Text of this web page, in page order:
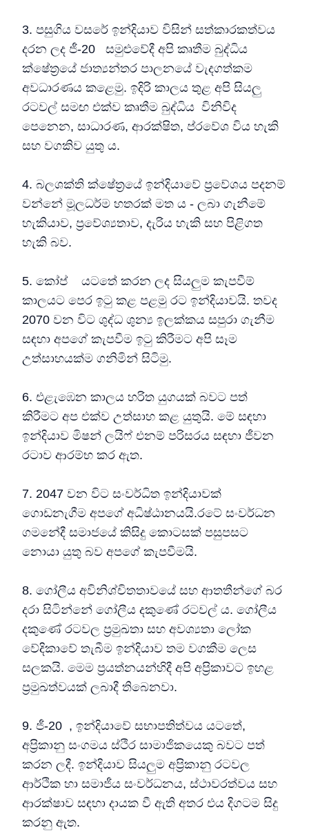
3. පසුගිය වසරේ ඉන්දියාව විසින් සත්කාරකත්වය
දරන ලද ජී-20 සමුළුවේදී අපි කෘතීම බුද්ධිය
ක්ෂේත්‍රයේ ජාත්‍යන්තර පාලනයේ වැදගත්කම
අවධාරණය කළෙමු. ඉදිරි කාලය තුළ අපි සියලු
රටවල් සමඟ එක්ව කෘතීම බුද්ධිය විනිවිද
පෙනෙන, සාධාරණ, ආරක්ෂිත, ප්රවේශ විය හැකි
සහ වගකිව යුතු ය.
4. බලශක්ති ක්ෂේත්‍රයේ ඉන්දියාවේ ප්‍රවේශය පදනම්
වන්නේ මූලධර්ම හතරක් මත ය - ලබා ගැනීමේ
හැකියාව, ප්‍රවේශ්‍යතාව, දැරිය හැකි සහ පිළිගත
හැකි බව.
5. කෝප් යටතේ කරන ලද සියලුම කැපවීම්
කාලයට පෙර ඉටු කළ පළමු රට ඉන්දියාවයි. තවද
2070 වන විට ශුද්ධ ශුන්‍ය ඉලක්කය සපුරා ගැනීම
සඳහා අපගේ කැපවීම ඉටු කිරීමට අපි සෑම
උත්සාහයක්ම ගනිමින් සිටිමු.
6. එළැඹෙන කාලය හරිත යුගයක් බවට පත්
කිරීමට අප එක්ව උත්සාහ කළ යුතුයි. මේ සඳහා
ඉන්දියාව මිෂන් ලයිෆ් එනම් පරිසරය සඳහා ජීවන
රටාව ආරම්භ කර ඇත.
7. 2047 වන විට සංවර්ධිත ඉන්දියාවක්
ගොඩනැගීම අපගේ අධිෂ්ඨානයයි.රටේ සංවර්ධන
ගමනේදී සමාජයේ කිසිදු කොටසක් පසුපසට
නොයා යුතු බව අපගේ කැපවීමයි.
8. ගෝලීය අවිනිශ්චිතතාවයේ සහ ආතතීන්ගේ බර
දරා සිටින්නේ ගෝලීය දකුණේ රටවල් ය. ගෝලීය
දකුණේ රටවල ප්‍රමුඛතා සහ අවශ්‍යතා ලෝක
වේදිකාවේ තැබීම ඉන්දියාව තම වගකීම ලෙස
සලකයි. මෙම ප්‍රයත්නයන්හිදී අපි අප්‍රිකාවට ඉහළ
ප්‍රමුඛත්වයක් ලබාදී තිබෙනවා.
9. ජී-20 , ඉන්දියාවේ සභාපතිත්වය යටතේ,
අප්‍රිකානු සංගමය ස්ථිර සාමාජිකයෙකු බවට පත්
කරන ලදී. ඉන්දියාව සියලුම අප්‍රිකානු රටවල
ආර්ථික හා සමාජීය සංවර්ධනය, ස්ථාවරත්වය සහ
ආරක්ෂාව සඳහා දායක වී ඇති අතර එය දිගටම සිදු
කරනු ඇත.